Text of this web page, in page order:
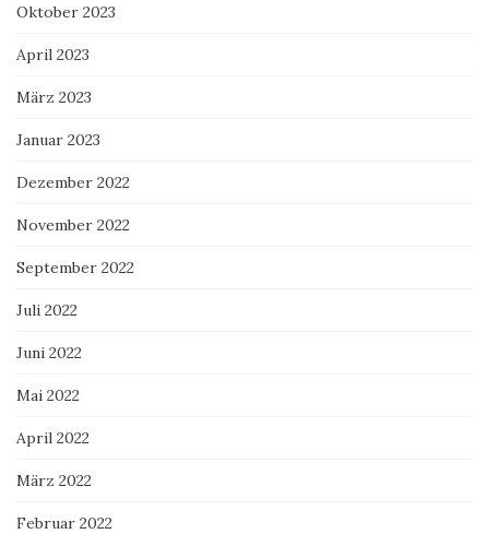
Oktober 2023
April 2023
März 2023
Januar 2023
Dezember 2022
November 2022
September 2022
Juli 2022
Juni 2022
Mai 2022
April 2022
März 2022
Februar 2022